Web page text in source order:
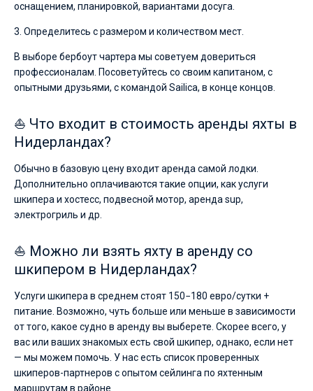
оснащением, планировкой, вариантами досуга.
3. Определитесь с размером и количеством мест.
В выборе бербоут чартера мы советуем довериться
профессионалам. Посоветуйтесь со своим капитаном, с
опытными друзьями, с командой Sailica, в конце концов.
⛵ Что входит в стоимость аренды яхты в
Нидерландах?
Обычно в базовую цену входит аренда самой лодки.
Дополнительно оплачиваются такие опции, как услуги
шкипера и хостесс, подвесной мотор, аренда sup,
электрогриль и др.
⛵ Можно ли взять яхту в аренду со
шкипером в Нидерландах?
Услуги шкипера в среднем стоят 150−180 евро/сутки +
питание. Возможно, чуть больше или меньше в зависимости
от того, какое судно в аренду вы выберете. Скорее всего, у
вас или ваших знакомых есть свой шкипер, однако, если нет
— мы можем помочь. У нас есть список проверенных
шкиперов-партнеров с опытом сейлинга по яхтенным
маршрутам в районе